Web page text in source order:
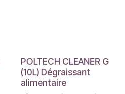
POLTECH CLEANER G
(10L) Dégraissant
alimentaire